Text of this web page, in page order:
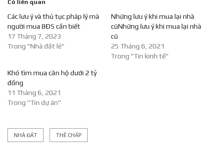
Có liên quan
Các lưu ý và thủ tục pháp lý mà
người mua BĐS cần biết
17 Tháng 7, 2023
Trong "Nhà đất lẻ"
Những lưu ý khi mua lại nhà
cũNhững lưu ý khi mua lại nhà
cũ
25 Tháng 6, 2021
Trong "Tin kinh tế"
Khó tìm mua căn hộ dưới 2 tỷ
đồng
11 Tháng 6, 2021
Trong "Tin dự án"
NHÀ ĐẤT THẾ CHẤP